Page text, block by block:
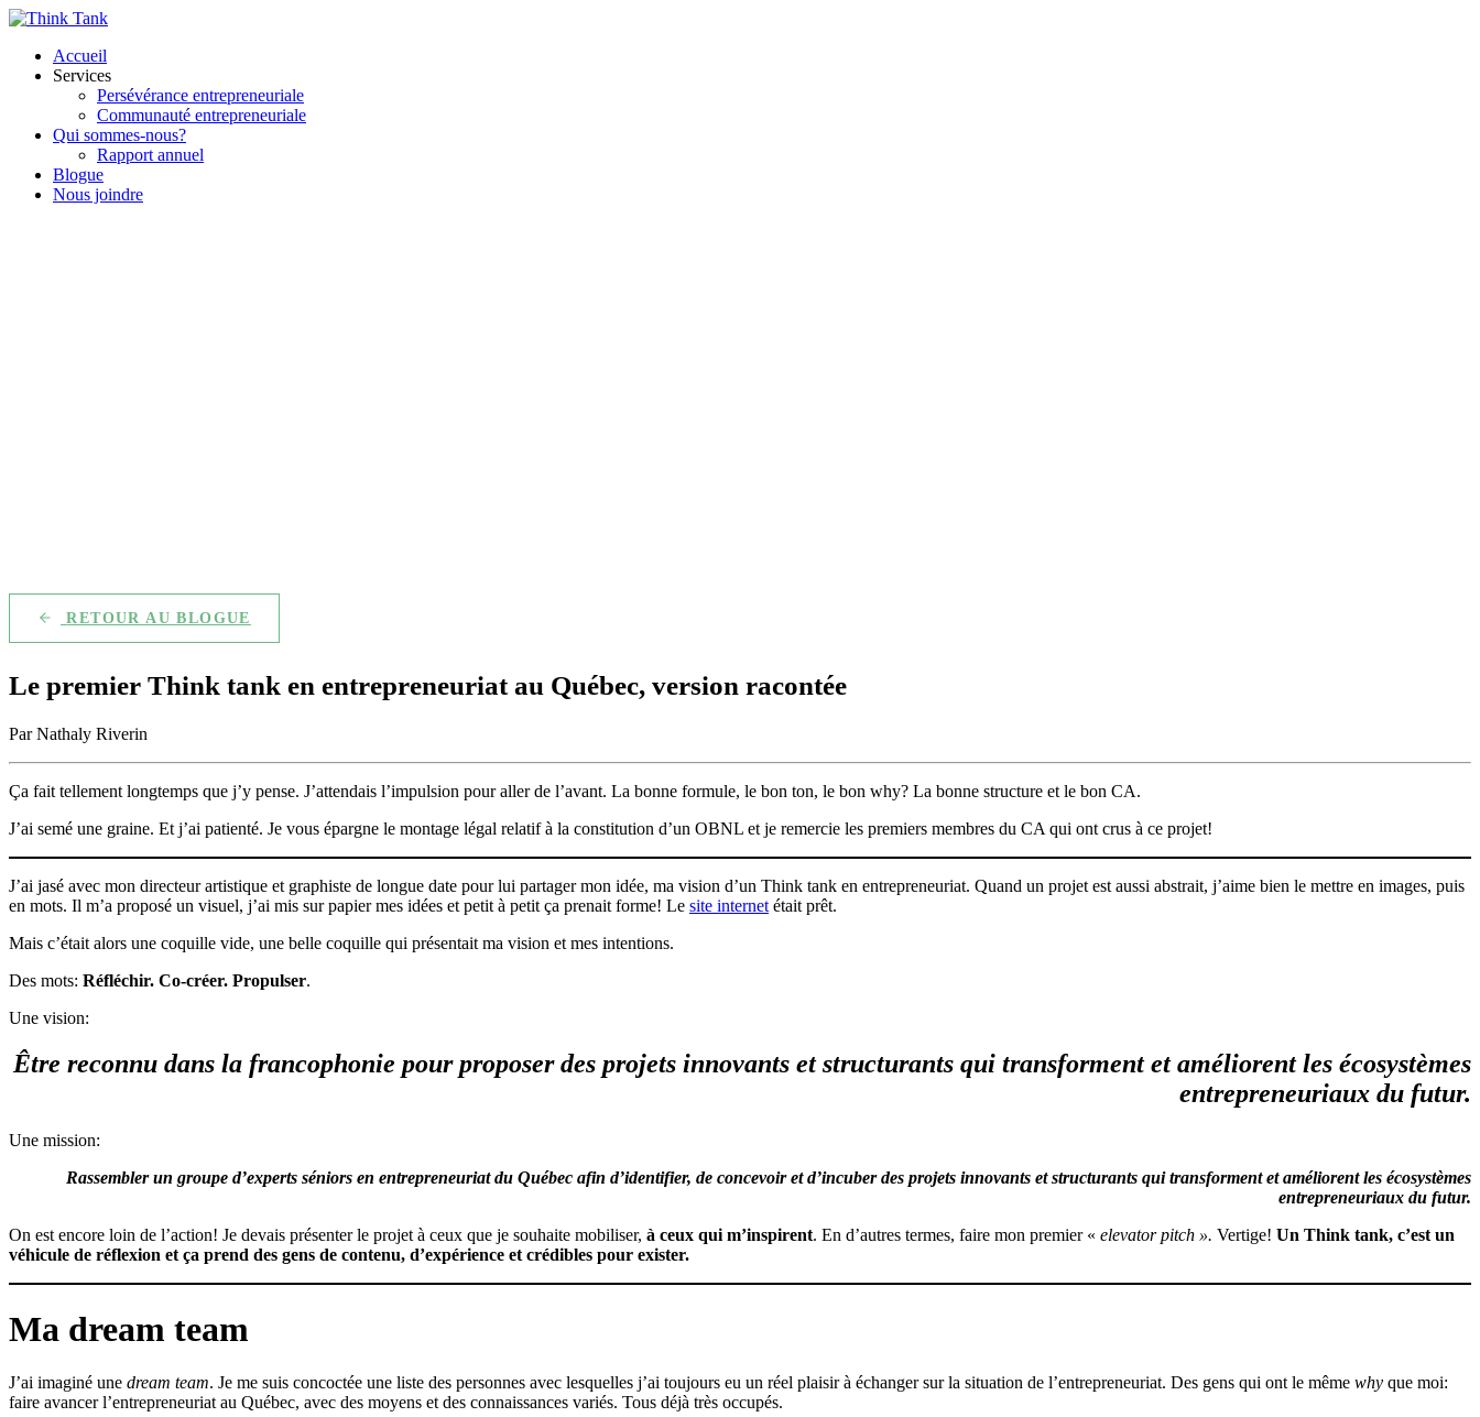
Accueil
Services
Persévérance entrepreneuriale
Communauté entrepreneuriale
Qui sommes-nous?
Rapport annuel
Blogue
Nous joindre
RETOUR AU BLOGUE
Le premier Think tank en entrepreneuriat au Québec, version racontée
Par Nathaly Riverin
Ça fait tellement longtemps que j’y pense. J’attendais l’impulsion pour aller de l’avant. La bonne formule, le bon ton, le bon why? La bonne structure et le bon CA.
J’ai semé une graine. Et j’ai patienté. Je vous épargne le montage légal relatif à la constitution d’un OBNL et je remercie les premiers membres du CA qui ont crus à ce projet!
J’ai jasé avec mon directeur artistique et graphiste de longue date pour lui partager mon idée, ma vision d’un Think tank en entrepreneuriat. Quand un projet est aussi abstrait, j’aime bien le mettre en images, puis
en mots. Il m’a proposé un visuel, j’ai mis sur papier mes idées et petit à petit ça prenait forme! Le site internet était prêt.
Mais c’était alors une coquille vide, une belle coquille qui présentait ma vision et mes intentions.
Des mots: Réfléchir. Co-créer. Propulser.
Une vision:
Être reconnu dans la francophonie pour proposer des projets innovants et structurants qui transforment et améliorent les écosystèmes
entrepreneuriaux du futur.
Une mission:
Rassembler un groupe d’experts séniors en entrepreneuriat du Québec afin d’identifier, de concevoir et d’incuber des projets innovants et structurants qui transforment et améliorent les écosystèmes
entrepreneuriaux du futur.
On est encore loin de l’action! Je devais présenter le projet à ceux que je souhaite mobiliser, à ceux qui m’inspirent. En d’autres termes, faire mon premier « elevator pitch ». Vertige! Un Think tank, c’est un
véhicule de réflexion et ça prend des gens de contenu, d’expérience et crédibles pour exister.
Ma dream team
J’ai imaginé une dream team. Je me suis concoctée une liste des personnes avec lesquelles j’ai toujours eu un réel plaisir à échanger sur la situation de l’entrepreneuriat. Des gens qui ont le même why que moi:
faire avancer l’entrepreneuriat au Québec, avec des moyens et des connaissances variés. Tous déjà très occupés.